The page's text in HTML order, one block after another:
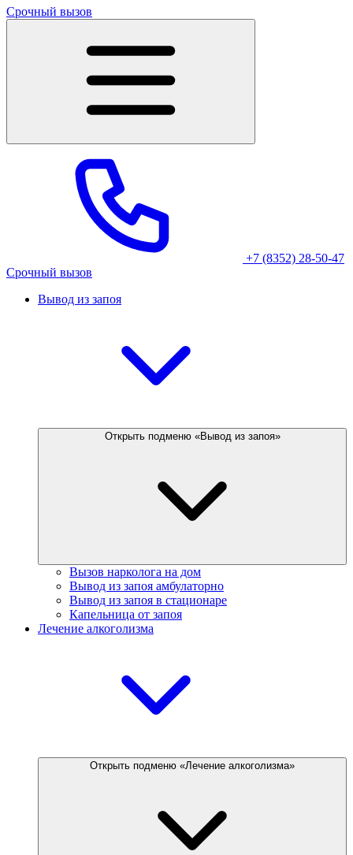
Срочный вызов
+7 (8352) 28-50-47
Срочный вызов
Вывод из запоя
Открыть подменю «Вывод из запоя»
Вызов нарколога на дом
Вывод из запоя амбулаторно
Вывод из запоя в стационаре
Капельница от запоя
Лечение алкоголизма
Открыть подменю «Лечение алкоголизма»